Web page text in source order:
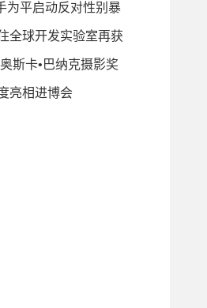
为平启动反对性别暴
全球开发实验室再获
斯卡•巴纳克摄影奖
亮相进博会